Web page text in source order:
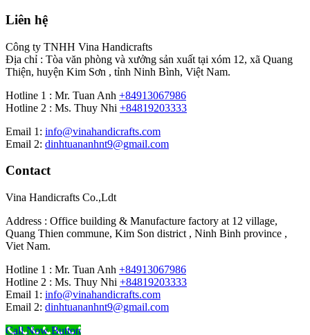
Liên hệ
Công ty TNHH Vina Handicrafts
Địa chỉ : Tòa văn phòng và xưởng sản xuất tại xóm 12, xã Quang
Thiện, huyện Kim Sơn , tỉnh Ninh Bình, Việt Nam.
Hotline 1 : Mr. Tuan Anh +84913067986
Hotline 2 : Ms. Thuy Nhi +84819203333
Email 1: info@vinahandicrafts.com
Email 2: dinhtuananhnt9@gmail.com
Contact
Vina Handicrafts Co.,Ldt
Address : Office building & Manufacture factory at 12 village,
Quang Thien commune, Kim Son district , Ninh Binh province ,
Viet Nam.
Hotline 1 : Mr. Tuan Anh +84913067986
Hotline 2 : Ms. Thuy Nhi +84819203333
Email 1: info@vinahandicrafts.com
Email 2: dinhtuananhnt9@gmail.com
Call Now Button